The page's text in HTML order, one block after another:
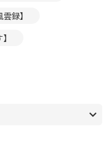
録】